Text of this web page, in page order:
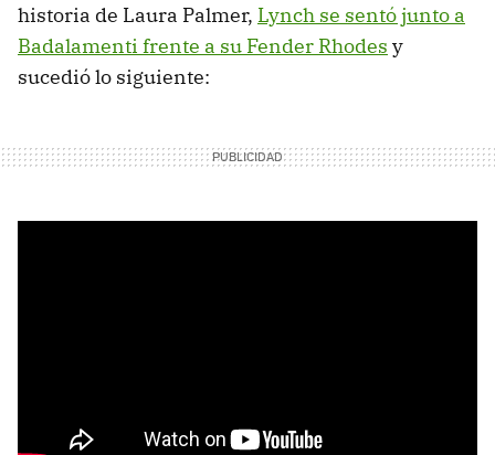
historia de Laura Palmer, Lynch se sentó junto a
Badalamenti frente a su Fender Rhodes y
sucedió lo siguiente: